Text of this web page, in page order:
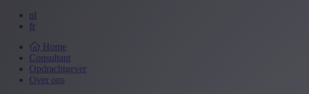
nl
fr
Home
Consultant
Opdrachtgever
Over ons